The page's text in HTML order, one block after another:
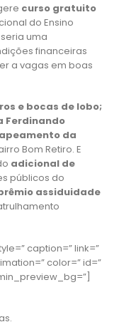
curso gratuito
do Ensino
uma
financeiras
a vagas em boas
e bocas de lobo;
Ferdinando
da
Bom Retiro. E
adicional de
públicos do
assiduidade
caption=” link=”
color=” id=”